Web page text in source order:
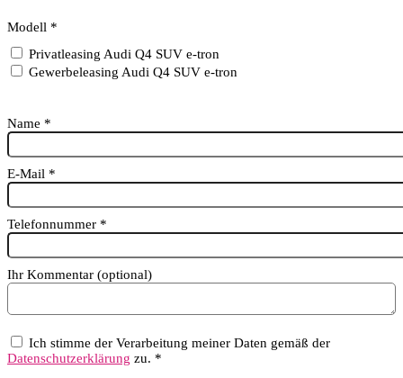
Modell *
Privatleasing Audi Q4 SUV e-tron
Gewerbeleasing Audi Q4 SUV e-tron
Name *
E-Mail *
Telefonnummer *
Ihr Kommentar (optional)
Ich stimme der Verarbeitung meiner Daten gemäß der
Datenschutzerklärung zu. *